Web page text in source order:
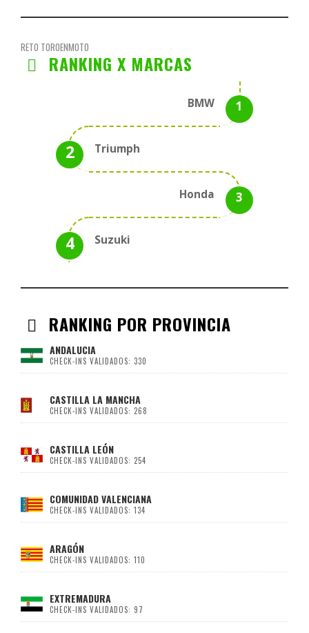
RETO TOROENMOTO
RANKING X MARCAS
BMW
Triumph
Honda
Suzuki
RANKING POR PROVINCIA
ANDALUCIA
CHECK-INS VALIDADOS: 330
CASTILLA LA MANCHA
CHECK-INS VALIDADOS: 268
CASTILLA LEÓN
CHECK-INS VALIDADOS: 254
COMUNIDAD VALENCIANA
CHECK-INS VALIDADOS: 134
ARAGÓN
CHECK-INS VALIDADOS: 110
EXTREMADURA
CHECK-INS VALIDADOS: 97